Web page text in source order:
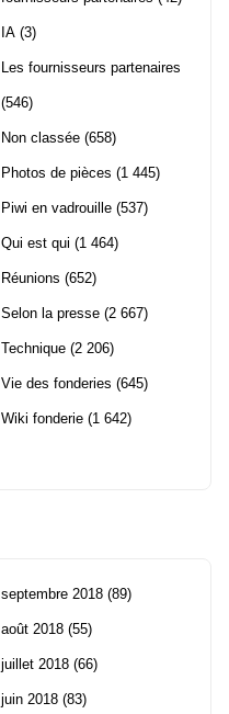
IA (3)
Les fournisseurs partenaires
(546)
Non classée (658)
Photos de pièces (1 445)
Piwi en vadrouille (537)
Qui est qui (1 464)
Réunions (652)
Selon la presse (2 667)
Technique (2 206)
Vie des fonderies (645)
Wiki fonderie (1 642)
septembre 2018 (89)
août 2018 (55)
juillet 2018 (66)
juin 2018 (83)